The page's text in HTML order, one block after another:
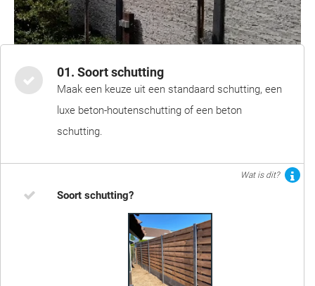
01. Soort schutting
Maak een keuze uit een standaard schutting, een
luxe beton-houtenschutting of een beton
schutting.
Wat is dit?
Soort schutting?